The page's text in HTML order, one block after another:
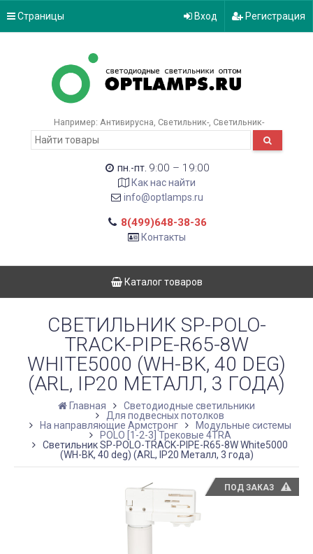
Страницы Вход Регистрация
Например: Антивирусна Светильник- Светильник-
пн.-пт. 9:00 – 19:00
Как нас найти
info@optlamps.ru
8(499)648-38-36
Контакты
Каталог товаров
СВЕТИЛЬНИК SP-POLO-
TRACK-PIPE-R65-8W
WHITE5000 (WH-BK, 40 DEG)
(ARL, IP20 МЕТАЛЛ, 3 ГОДА)
Главная
Светодиодные светильники
Для подвесных потолков
На направляющие Армстронг
Модульные системы
POLO [1-2-3] Трековые 4TRA
Светильник SP-POLO-TRACK-PIPE-R65-8W White5000
(WH-BK, 40 deg) (ARL, IP20 Металл, 3 года)
ПОД ЗАКАЗ